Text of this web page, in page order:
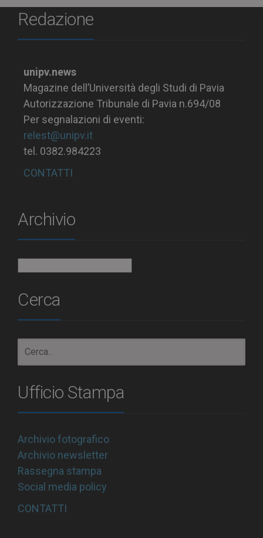
Redazione
unipv.news
Magazine dell’Università degli Studi di Pavia
Autorizzazione Tribunale di Pavia n.694/08
Per segnalazioni di eventi:
relest@unipv.it
tel. 0382.984223
CONTATTI
Archivio
Cerca
Ufficio Stampa
Archivio fotografico
Archivio newsletter
Rassegna stampa
Social media policy
CONTATTI